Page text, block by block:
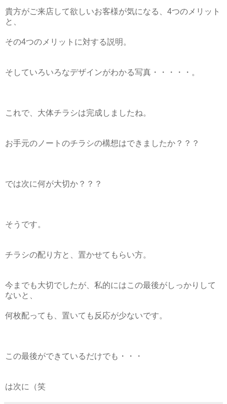
貴方がご来店して欲しいお客様が気になる、4つのメリット
と、
その4つのメリットに対する説明。
そしていろいろなデザインがわかる写真・・・・・。
これで、大体チラシは完成しましたね。
お手元のノートのチラシの構想はできましたか？？？
では次に何が大切か？？？
そうです。
チラシの配り方と、置かせてもらい方。
今までも大切でしたが、私的にはこの最後がしっかりして
ないと、
何枚配っても、置いても反応が少ないです。
この最後ができているだけでも・・・
は次に（笑